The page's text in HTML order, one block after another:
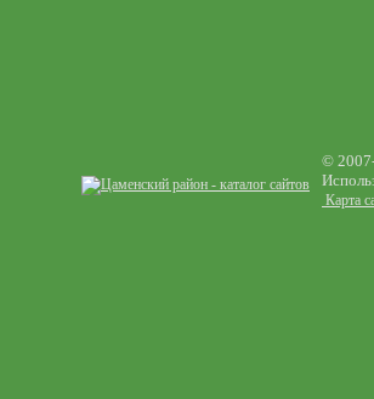
©
Карта